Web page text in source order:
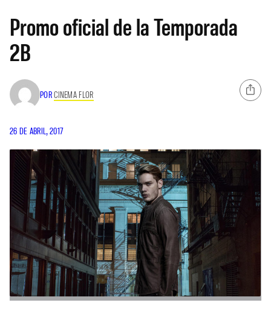
Promo oficial de la Temporada
2B
PORCINEMA FLOR
26 DE ABRIL, 2017